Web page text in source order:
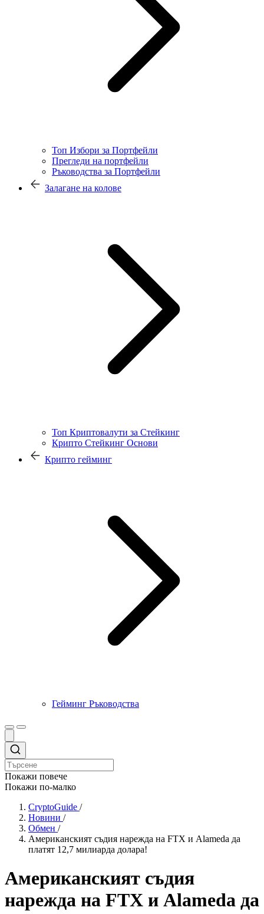
Топ Избори за Портфейли
Прегледи на портфейли
Ръководства за Портфейли
Залагане на колове
Топ Криптовалути за Стейкинг
Крипто Стейкинг Основи
Крипто гейминг
Гейминг Ръководства
Покажи повече
Покажи по-малко
CryptoGuide /
Новини /
Обмен /
Американският съдия нарежда на FTX и Alameda да
платят 12,7 милиарда долара!
Американският съдия
нарежда на FTX и Alameda да